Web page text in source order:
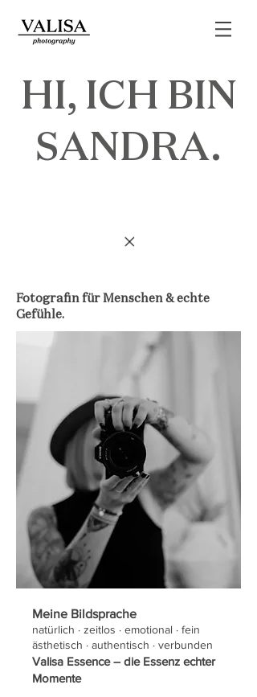
HI, ICH BIN
SANDRA.
Fotografin für Menschen & echte
Gefühle.
Meine Bildsprache
natürlich · zeitlos · emotional · fein
ästhetisch · authentisch · verbunden
Valisa Essence – die Essenz echter
Momente